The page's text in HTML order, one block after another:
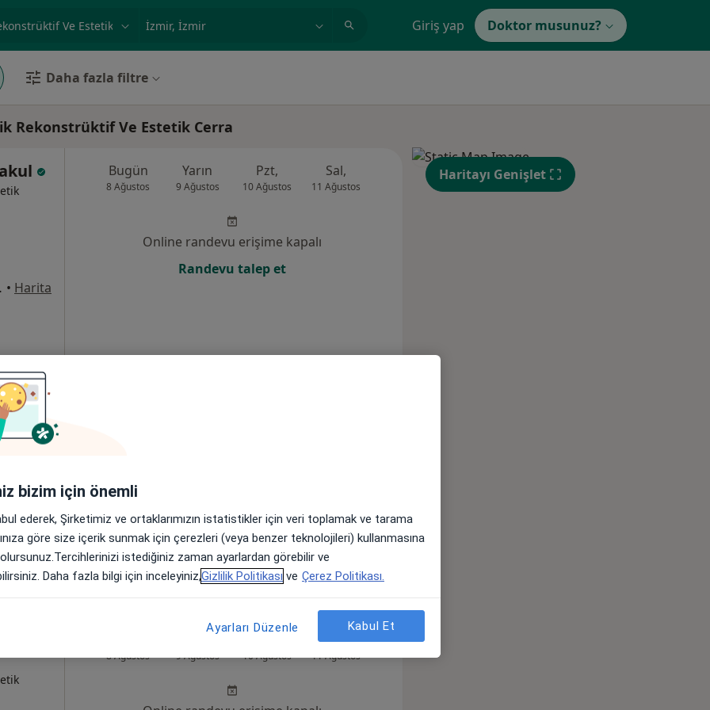
ilgi alanı ve hastalık, isimörnek: İstanbul Giriş yap Doktor musunuz?
Daha fazla filtre
Rekonstrüktif Ve Estetik Cerra
Çiğli • Harita
Bugün
8 Ağustos
Yarın
9 Ağustos
Pzt,
10 Ağustos
Sal,
11 Ağustos 12 Ağustos
Per,
13 Ağustos
Cum,
14 Ağustos
Online randevu erişime kapalı
Randevu talep et
• Harita
Telefonla ulaşın
8 Ağustos 9 Ağustos 10 Ağustos
Sal,
11 Ağustos
Çar,
12 Ağustos
Haritayı Genişlet
bizim için önemli
ederek, Şirketimiz ve ortaklarımızın istatistikler için veri toplamak ve tarama
göre size içerik sunmak için çerezleri (veya benzer teknolojileri) kullanmasına
istediğiniz zaman ayarlardan görebilir ve
Daha fazla bilgi için inceleyiniz,Gizlilik Politikası ve Çerez Politikası.
Ayarları Düzenle Kabul Et